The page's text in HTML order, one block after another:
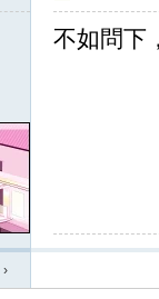
不如問下
›